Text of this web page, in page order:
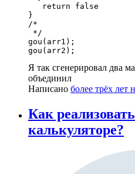
   return false
}
/*
*/
gou(arr1);
gou(arr2);
Я так сгенерировал два
объединил
Написано более трёх лет
Как
калькуляторе?